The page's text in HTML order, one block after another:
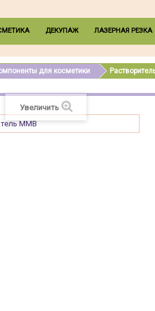
ДЕКУПАЖ ЛАЗЕРНАЯ РЕЗКА
для косметики
Увеличить